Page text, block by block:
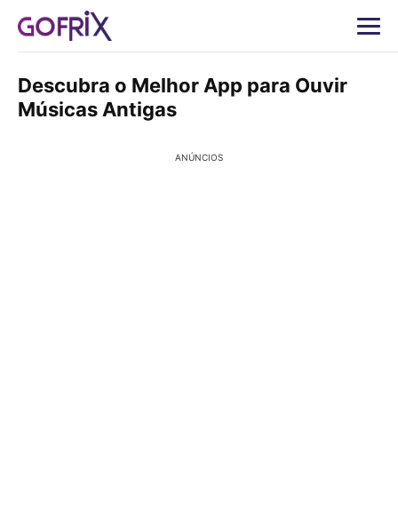
Descubra o Melhor App para Ouvir
Músicas Antigas
ANÚNCIOS